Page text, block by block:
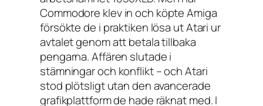
Commodore klev in och köpte Amiga
försökte de i praktiken lösa ut Atari ur
avtalet genom att betala tillbaka
pengarna. Affären slutade i
stämningar och konflikt – och Atari
stod plötsligt utan den avancerade
grafikplattform de hade räknat med. I